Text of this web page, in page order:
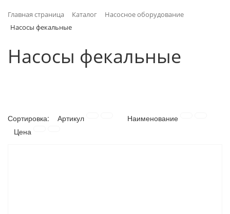
ИНТЕРЬЕР
ЛАКОКРАСОЧНЫЕ МАТЕРИАЛЫ
Главная страница Каталог
Насосное оборудование
Насосы фекальные
Насосы фекальные
Сортировка: Артикул
Наименование
Цена